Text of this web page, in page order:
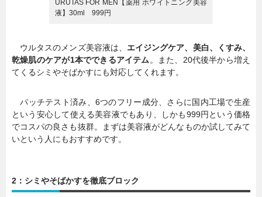
URUTAS FOR MEN【薬用 ホワイトニング美容
液】30ml 999円
ウルタスのメンズ美容液は、 エイジングケア、美白、くすみ、
乾燥肌のケアが1本でできるアイテム。また、20代後半から増え
てくるシミやそばかすにも対応してくれます。
パッチテスト済み、6つのフリー成分、さらに国内工場で生産
という安心して使える美容液でもあり、しかも999円という価格
でコスパの良さも抜群。まずは美容液がどんなものか試してみて
いという人にもおすすめです。
2：シミやそばかすを徹底ブロック